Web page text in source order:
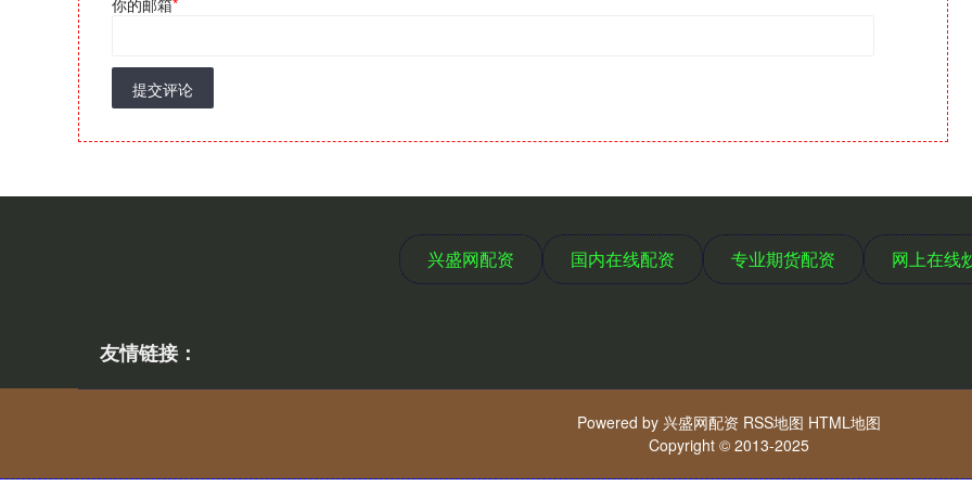
提交评论
兴盛网配资 国内在线配资 专业期货配资 网上在线
友情链接：
Powered by 兴盛网配资 RSS地图 HTML地图
Copyright © 2013-2025